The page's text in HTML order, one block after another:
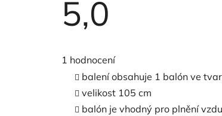
5,0
produktu
hvězdiček.
1 hodnocení
balení obsahuje 1 balón ve
velikost 105 cm
balón je vhodný pro plnění